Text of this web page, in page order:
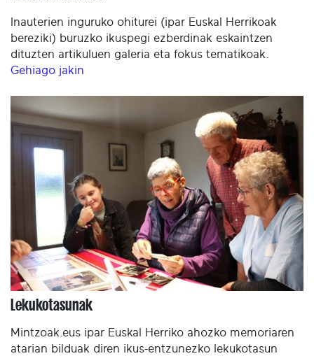
Inauterien inguruko ohiturei (ipar Euskal Herrikoak
bereziki) buruzko ikuspegi ezberdinak eskaintzen
dituzten artikuluen galeria eta fokus tematikoak.
Gehiago jakin
Lekukotasunak
Mintzoak.eus ipar Euskal Herriko ahozko memoriaren
atarian bilduak diren ikus-entzunezko lekukotasun